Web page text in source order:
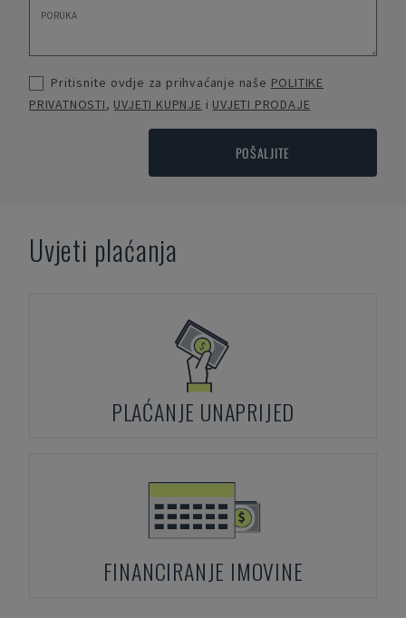
Pritisnite ovdje za prihvaćanje naše POLITIKE
PRIVATNOSTI, UVJETI KUPNJE i UVJETI PRODAJE
POŠALJITE
Uvjeti plaćanja
PLAĆANJE UNAPRIJED
FINANCIRANJE IMOVINE